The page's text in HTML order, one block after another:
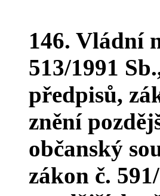
146. Vládní
513/1991
předpisů,
znění
občanský
zákon č.